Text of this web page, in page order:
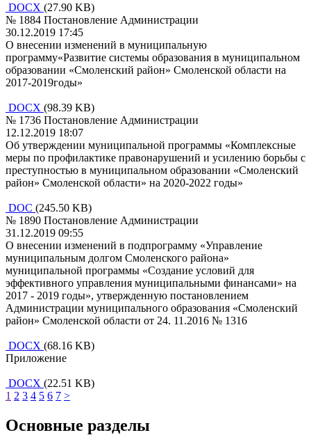
DOCX (27.90 KB)
№ 1884 Постановление Администрации
30.12.2019 17:45
О внесении изменений в муниципальную
программу«Развитие системы образования в муниципальном
образовании «Смоленский район» Смоленской области на
2017-2019годы»
DOCX (98.39 KB)
№ 1736 Постановление Администрации
12.12.2019 18:07
Об утверждении муниципальной программы «Комплексные
меры по профилактике правонарушений и усилению борьбы с
преступностью в муниципальном образовании «Смоленский
район» Смоленской области» на 2020-2022 годы»
DOC (245.50 KB)
№ 1890 Постановление Администрации
31.12.2019 09:55
О внесении изменений в подпрограмму «Управление
муниципальным долгом Смоленского района»
муниципальной программы «Создание условий для
эффективного управления муниципальными финансами» на
2017 - 2019 годы», утвержденную постановлением
Администрации муниципального образования «Смоленский
район» Смоленской области от 24. 11.2016 № 1316
DOCX (68.16 KB)
Приложение
DOCX (22.51 KB)
1 2 3 4 5 6 7 >
Основные разделы